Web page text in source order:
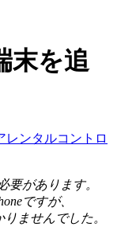
末を追
レンタルコントロ
要があります。
ですが、
ませんでした。